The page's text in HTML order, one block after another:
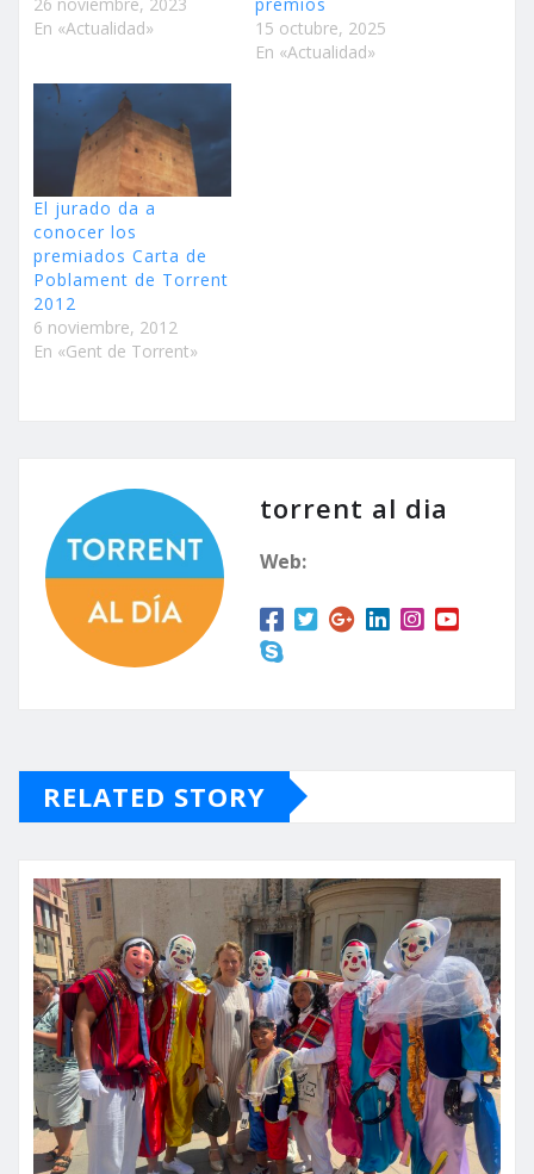
En «Actualidad»
15 octubre, 2025
En «Actualidad»
El jurado da a
conocer los
premiados Carta de
Poblament de Torrent
2012
6 noviembre, 2012
En «Gent de Torrent»
torrent al dia
Web:
RELATED STORY